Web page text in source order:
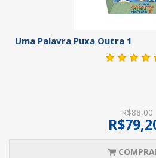
Uma Palavra Puxa Outra 1
R$88,00